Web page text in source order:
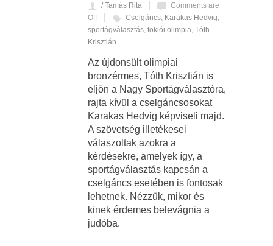
/ Tamás Rita
Comments are
Off
Cselgáncs Karakas Hedvig
sportágválasztás tokiói olimpia Tóth
Krisztián
Az újdonsült olimpiai
bronzérmes, Tóth Krisztián is
eljön a Nagy Sportágválasztóra,
rajta kívül a cselgáncsosokat
Karakas Hedvig képviseli majd.
A szövetség illetékesei
válaszoltak azokra a
kérdésekre, amelyek így, a
sportágválasztás kapcsán a
cselgáncs esetében is fontosak
lehetnek. Nézzük, mikor és
kinek érdemes belevágnia a
judóba.